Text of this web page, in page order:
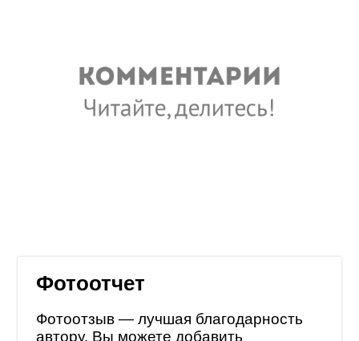
Фотоотчет
Фотоотзыв — лучшая благодарность
автору. Вы можете добавить